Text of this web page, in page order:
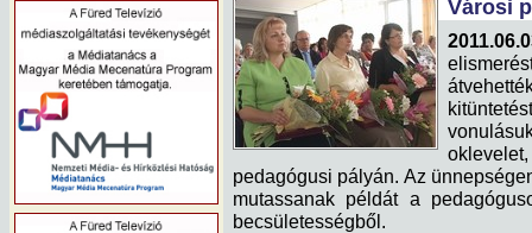
Városi
pedagógusi pályán. Az
mutassanak példát a
becsületességből.